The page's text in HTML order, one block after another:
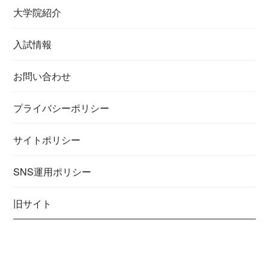
大学院紹介
入試情報
お問い合わせ
プライバシーポリシー
サイトポリシー
SNS運用ポリシー
旧サイト